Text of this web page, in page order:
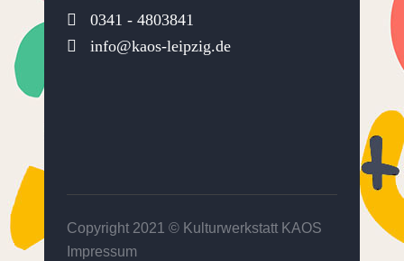
0341 - 4803841
info@kaos-leipzig.de
Copyright 2021 © Kulturwerkstatt KAOS
Impressum